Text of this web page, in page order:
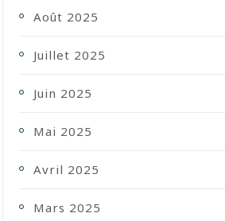
Août 2025
Juillet 2025
Juin 2025
Mai 2025
Avril 2025
Mars 2025